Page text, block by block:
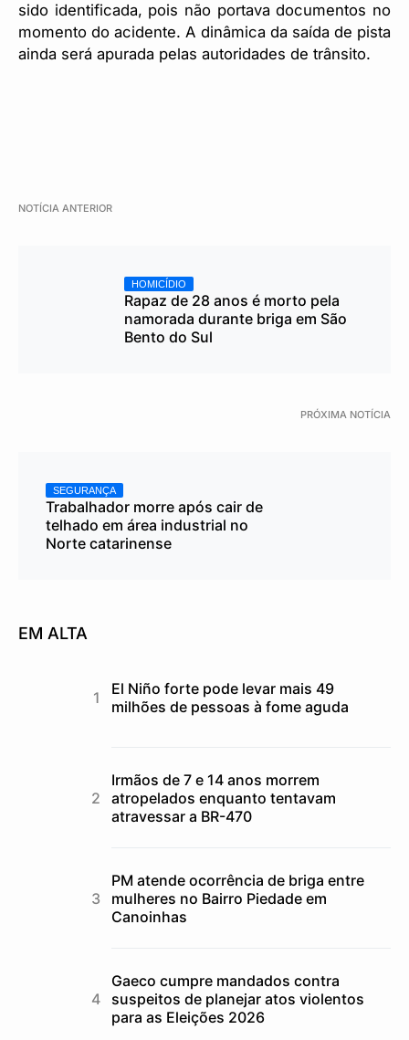
sido identificada, pois não portava documentos no
momento do acidente. A dinâmica da saída de pista
ainda será apurada pelas autoridades de trânsito.
NOTÍCIA ANTERIOR
HOMICÍDIO
Rapaz de 28 anos é morto pela
namorada durante briga em São
Bento do Sul
PRÓXIMA NOTÍCIA
SEGURANÇA
Trabalhador morre após cair de
telhado em área industrial no
Norte catarinense
EM ALTA
El Niño forte pode levar mais 49
milhões de pessoas à fome aguda
Irmãos de 7 e 14 anos morrem
atropelados enquanto tentavam
atravessar a BR-470
PM atende ocorrência de briga entre
mulheres no Bairro Piedade em
Canoinhas
Gaeco cumpre mandados contra
suspeitos de planejar atos violentos
para as Eleições 2026